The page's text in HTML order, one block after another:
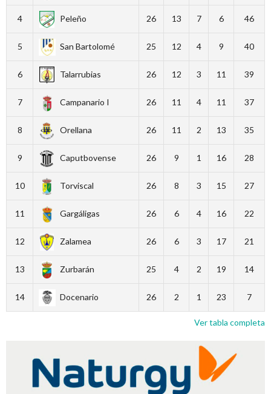
4 Peleño 26 13 7 6 46
5 San Bartolomé 25 12 4 9 40
6 Talarrubias 26 12 3 11 39
7 Campanario I 26 11 4 11 37
8 Orellana 26 11 2 13 35
9 Caputbovense 26 9 1 16 28
10 Torviscal 26 8 3 15 27
11 Gargáligas 26 6 4 16 22
12 Zalamea 26 6 3 17 21
13 Zurbarán 25 4 2 19 14
14 Docenario 26 2 1 23 7
Ver tabla completa